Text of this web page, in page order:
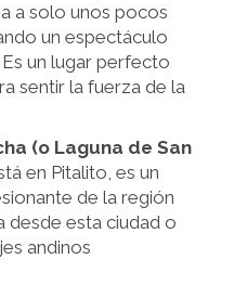
a solo unos pocos
un espectáculo
un lugar perfecto
sentir la fuerza de la
(o Laguna de San
en Pitalito, es un
de la región
desde esta ciudad o
andinos